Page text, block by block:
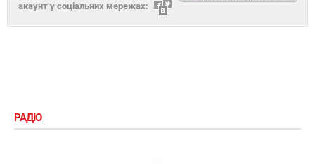
акаунт у соціальних мережах:
РАДІО